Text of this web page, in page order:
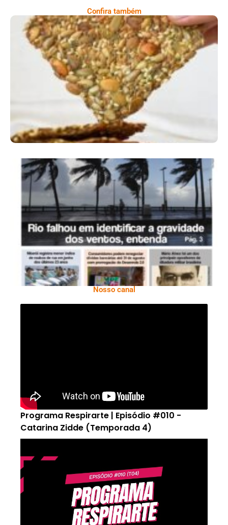
Confira também
Comer Bem: Cracker De Sementes
Ano X – Número 366 01 A 07 De Agosto De
2026
Nosso canal
Programa Respirarte | Episódio #010 -
Catarina Zidde (Temporada 4)